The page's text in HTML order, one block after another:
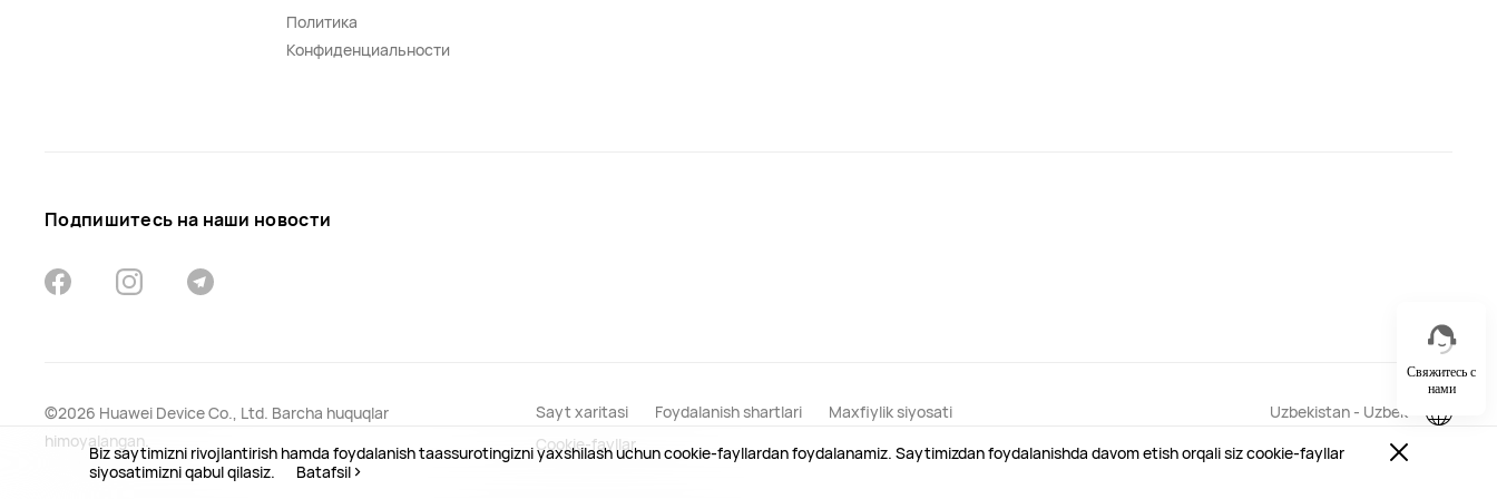
Biz saytimizni rivojlantirish hamda foydalanish taassurotingizni yaxshilash uchun cookie-fayllardan foydalanamiz. Saytimizdan foydalanishda davom etish orqali siz cookie-fayllar
siyosatimizni qabul qilasiz.
Batafsil
Свяжитесь с
нами
Политика
Конфиденциальности
Подпишитесь на наши новости
©2026 Huawei Device Co., Ltd. Barcha huquqlar
himoyalangan.
Sayt xaritasi Foydalanish shartlari
Maxfiylik siyosati
Cookie-fayllar
Uzbekistan - Uzbek